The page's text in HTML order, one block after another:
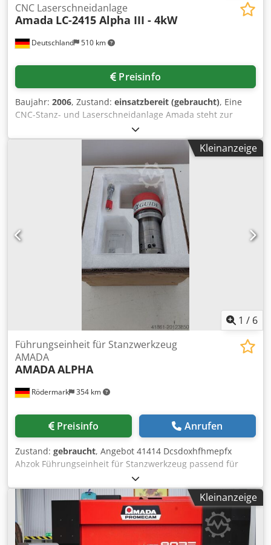
Deutschland 510 km
CNC Laserschneidanlage
Amada LC-2415 Alpha III - 4kW
Preisinfo
Baujahr: 2006, Zustand: einsatzbereit (gebraucht), Eine
CNC-Stanz- und Laserschneidanlage Amada steht zur
Verfügung. Laserresonator: C-4000A, Verfahrweg X/Y:
2500mm/1250mm, Laserleistung: 4kW, Lasertyp: CO2, max.
Lasergasdruck: 4bar, max. Schneidleistung:
Stahl/Edelstahl/Aluminium: 25mm/15mm/10mm.
Maschinendimensionen X/Y/Z: ca.
5700mm/2500mm/2300mm, Gewicht: ca. 6400kg,
Steuerung: Amada. Inklusive Transformator TG515 (70kVA),
Kühlblock, Absauganlage Keller Vario und
Strahlgangspülung Alphapac. Dokumentation vorhanden.
Eine Besichtigung vor Ort ist möglich. Dedpfx Ajy Rtf
Kleinanzeige
1 / 6
Rödermark 354 km
Führungseinheit für Stanzwerkzeug
AMADA
AMADAALPHA
Preisinfo Anrufen
Zustand: gebraucht, Angebot 41414 Dcsdoxhfhmepfx
Ahzok Führungseinheit für Stanzwerkzeug passend für
Kleinanzeige